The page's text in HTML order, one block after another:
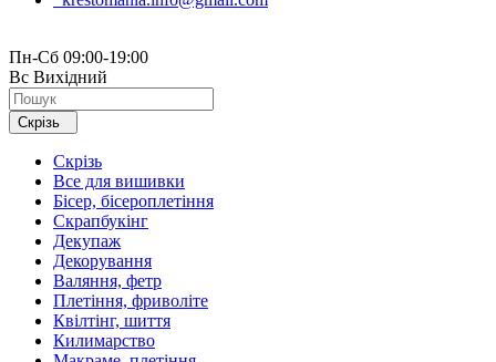
Пн-Сб 09:00-19:00
Вс Вихідний
Скрізь
Скрізь
Все для вишивки
Бісер, бісероплетіння
Скрапбукінг
Декупаж
Декорування
Валяння, фетр
Плетіння, фриволіте
Квілтінг, шиття
Килимарство